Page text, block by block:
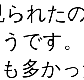
れた
です
多か